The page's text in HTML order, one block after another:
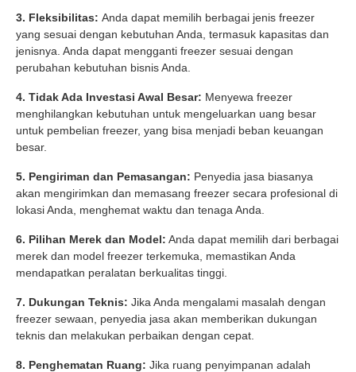
3. Fleksibilitas: Anda dapat memilih berbagai jenis freezer
yang sesuai dengan kebutuhan Anda, termasuk kapasitas dan
jenisnya. Anda dapat mengganti freezer sesuai dengan
perubahan kebutuhan bisnis Anda.
4. Tidak Ada Investasi Awal Besar: Menyewa freezer
menghilangkan kebutuhan untuk mengeluarkan uang besar
untuk pembelian freezer, yang bisa menjadi beban keuangan
besar.
5. Pengiriman dan Pemasangan: Penyedia jasa biasanya
akan mengirimkan dan memasang freezer secara profesional di
lokasi Anda, menghemat waktu dan tenaga Anda.
6. Pilihan Merek dan Model: Anda dapat memilih dari berbagai
merek dan model freezer terkemuka, memastikan Anda
mendapatkan peralatan berkualitas tinggi.
7. Dukungan Teknis: Jika Anda mengalami masalah dengan
freezer sewaan, penyedia jasa akan memberikan dukungan
teknis dan melakukan perbaikan dengan cepat.
8. Penghematan Ruang: Jika ruang penyimpanan adalah